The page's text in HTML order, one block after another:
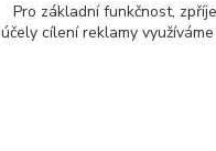
Pro základní funkčnost,
účely cílení reklamy